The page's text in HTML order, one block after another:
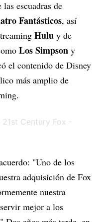
escuadras de
Fantásticos, así
Hulu y de
Los Simpson y
el contenido de Disney
más amplio de
"Uno de los
adquisición de Fox
nuestra
mejor a los